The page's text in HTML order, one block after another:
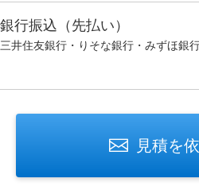
銀行振込（先払い）
三井住友銀行・りそな銀行・みずほ銀
見積を